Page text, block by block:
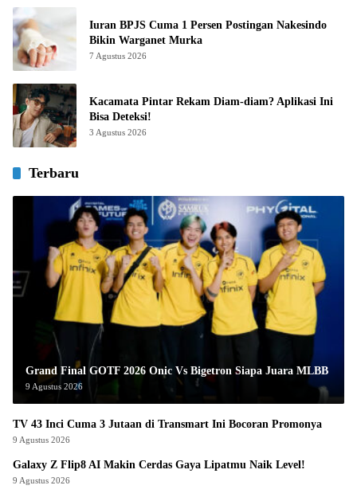
Iuran BPJS Cuma 1 Persen Postingan Nakesindo
Bikin Warganet Murka
7 Agustus 2026
Kacamata Pintar Rekam Diam-diam? Aplikasi Ini
Bisa Deteksi!
3 Agustus 2026
Terbaru
Grand Final GOTF 2026 Onic Vs Bigetron Siapa Juara MLBB
9 Agustus 2026
TV 43 Inci Cuma 3 Jutaan di Transmart Ini Bocoran Promonya
9 Agustus 2026
Galaxy Z Flip8 AI Makin Cerdas Gaya Lipatmu Naik Level!
9 Agustus 2026